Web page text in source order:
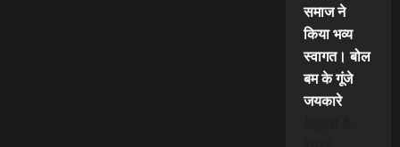
समाज ने
किया भव्य
स्वागत। बोल
बम के गूंजे
जयकारे